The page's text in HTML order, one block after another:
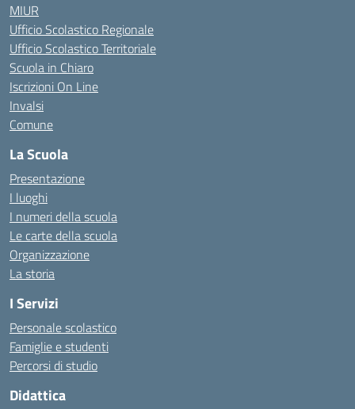
MIUR
Ufficio Scolastico Regionale
Ufficio Scolastico Territoriale
Scuola in Chiaro
Iscrizioni On Line
Invalsi
Comune
La Scuola
Presentazione
I luoghi
I numeri della scuola
Le carte della scuola
Organizzazione
La storia
I Servizi
Personale scolastico
Famiglie e studenti
Percorsi di studio
Didattica